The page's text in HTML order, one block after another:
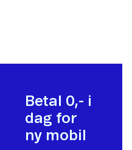
Betal 0,- i
dag for
ny mobil